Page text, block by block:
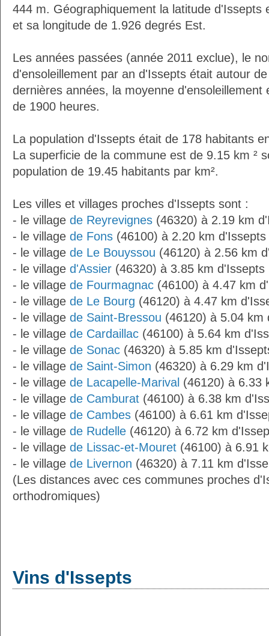
444 m. Géographiquement la latitude d'Issepts
et sa longitude de 1.926 degrés Est.
Les années passées (année 2011 exclue), le
d'ensoleillement par an d'Issepts était autour
dernières années, la moyenne d'ensoleillement
de 1900 heures.
La population d'Issepts était de 178 habitants
La superficie de la commune est de 9.15 km ²
population de 19.45 habitants par km².
Les villes et villages proches d'Issepts sont :
- le village de Reyrevignes (46320) à 2.19 km
- le village de Fons (46100) à 2.20 km d'Issepts
- le village de Le Bouyssou (46120) à 2.56 km
- le village d'Assier (46320) à 3.85 km d'Issepts
- le village de Fourmagnac (46100) à 4.47 km
- le village de Le Bourg (46120) à 4.47 km
- le village de Saint-Bressou (46120) à 5.04 km
- le village de Cardaillac (46100) à 5.64 km
- le village de Sonac (46320) à 5.85 km
- le village de Saint-Simon (46320) à 6.29 km
- le village de Lacapelle-Marival (46120) à 6.33
- le village de Camburat (46100) à 6.38 km
- le village de Cambes (46100) à 6.61 km
- le village de Rudelle (46120) à 6.72 km
- le village de Lissac-et-Mouret (46100) à 6.91
- le village de Livernon (46320) à 7.11 km
(Les distances avec ces communes proches
orthodromiques)
Vins d'Issepts